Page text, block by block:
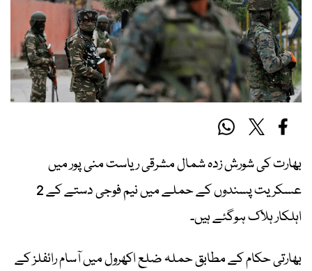
بھارت کی شورش زدہ شمال مشرقی ریاست منی پور میں
عسکریت پسندوں کے حملے میں نیم فوجی دستے کے 2
اہلکار ہلاک ہوگئے ہیں۔
بھارتی حکام کے مطابق حملہ ضلع اکھرول میں آسام رائفلز کے